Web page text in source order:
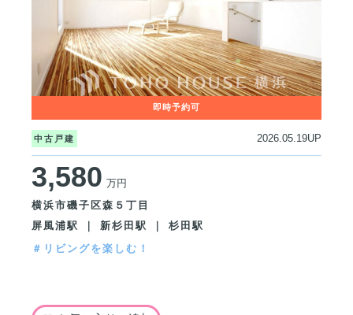
中古戸建 2026.05.19UP
3,580 万円
横浜市磯子区森５丁目
屏風浦駅 ｜ 新杉田駅 ｜ 杉田駅
＃リビングを楽しむ！